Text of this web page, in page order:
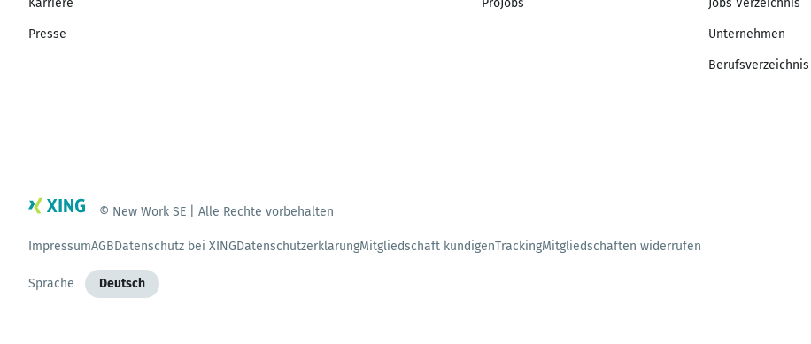
Karriere
Presse
ProJobs Jobs Verzeichnis
Unternehmen
Berufsverzeichnis
© New Work SE | Alle Rechte vorbehalten
ImpressumAGBDatenschutz bei XINGDatenschutzerklärungMitgliedschaft kündigenTrackingMitgliedschaften widerrufen
Sprache Deutsch